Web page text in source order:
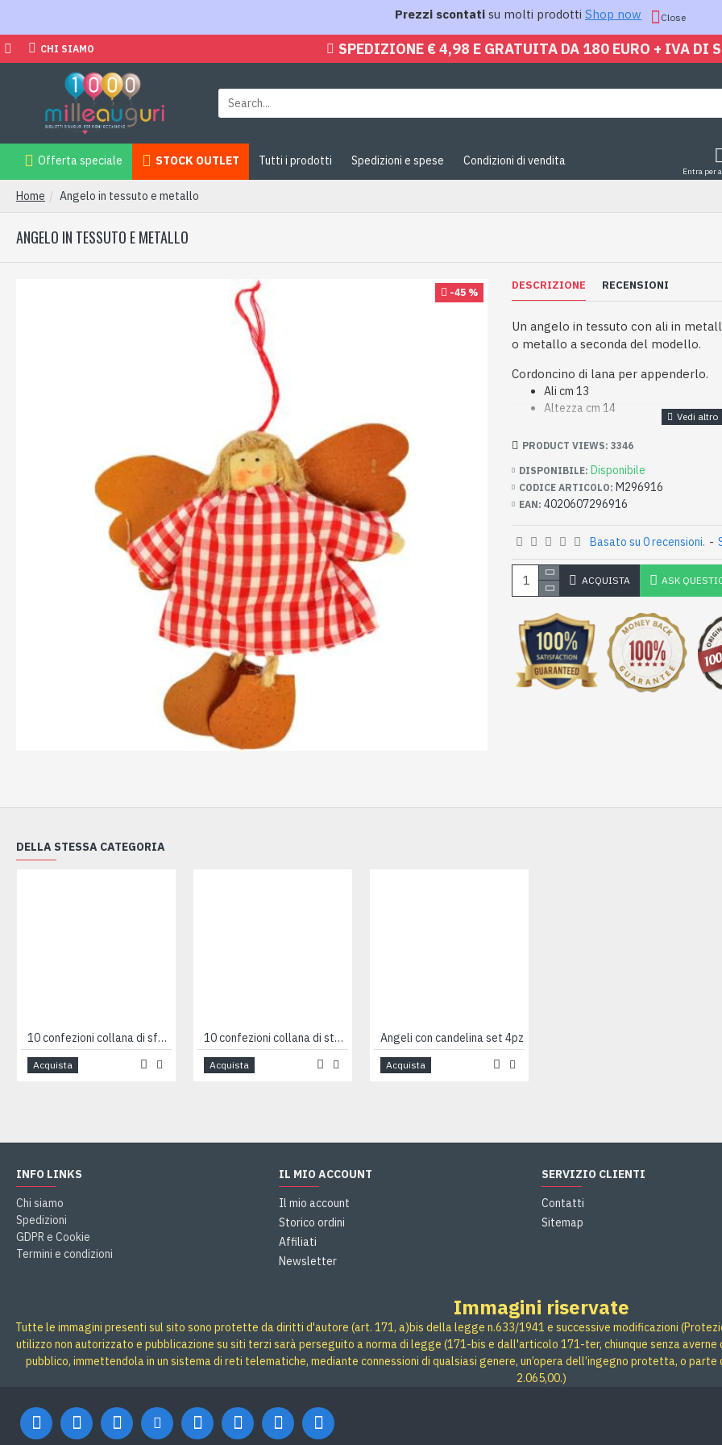
Prezzi scontati su molti prodotti Shop now Close
CHI SIAMO SPEDIZIONE € 4,98 E GRATUITA DA 180 EURO + IVA DI
Offerta speciale STOCK OUTLET Tutti i prodotti Spedizioni e spese Condizioni di vendita
Entra per
Home Angelo in tessuto e metallo
ANGELO IN TESSUTO E METALLO
-45 %
DESCRIZIONE RECENSIONI
Un angelo in tessuto con ali in
o metallo a seconda del modello.
Cordoncino di lana per appenderlo.
Ali cm 13
Altezza cm 14
DISPONIBILE: Disponibile
CODICE ARTICOLO: M296916
EAN: 4020607296916
PRODUCT VIEWS: 3346
Basato su 0 recensioni. -
ACQUISTA ASK
DELLA STESSA CATEGORIA
10 confezioni collana di sfere
Acquista
10 confezioni collana di stelline
Acquista
Angeli con candelina set 4pz
Acquista
INFO LINKS
Chi siamo
Spedizioni
GDPR e Cookie
Termini e condizioni
IL MIO ACCOUNT
Il mio account
Storico ordini
Affiliati
Newsletter
SERVIZIO CLIENTI
Contatti
Sitemap
Immagini riservate
Tutte le immagini presenti sul sito sono protette da diritti d'autore (art. 171, a)bis della legge n.633/1941 e successive modificazioni
utilizzo non autorizzato e pubblicazione su siti terzi sarà perseguito a norma di legge (171-bis e dall'articolo 171-ter, chiunque senza
pubblico, immettendola in un sistema di reti telematiche, mediante connessioni di qualsiasi genere, un’opera dell’ingegno protetta, o
2.065,00.)